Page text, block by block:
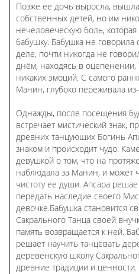
Позже ее дочь выросла,
собственных детей, но им
нечеловеческую боль,
бабушку. Бабушка не говорила
деле, почти никогда не
днём, находясь в оцепенении,
никаких эмоций. С самого
Манин, глубоко переживала
Однажды, после посещения
встречает мистический знак,
древних танцующих Богинь
знаком и происходит чудо.
девушкой о том, что на
наблюдала за Манин, и может
чистоту ее души. Апсара
передать наследие своего
девочке.Бабушка становится
Сакрального Танца своей
память возвращается к ней.
решает научить танцевать
деревенскую школу
древние традиции и ценности.